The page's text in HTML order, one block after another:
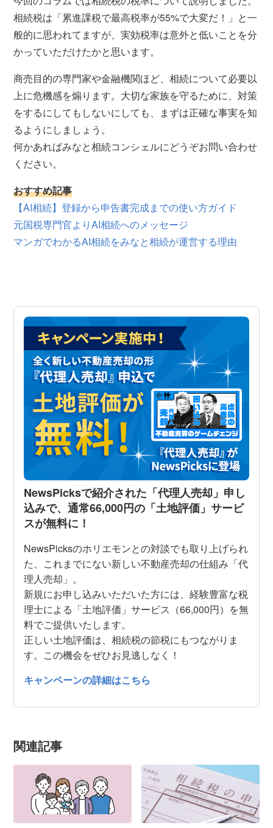
相続税は「累進課税で最高税率が55%で大変だ！」と一
般的に思われてますが、実効税率は意外と低いことを分
かっていただけたかと思います。
商売目的の専門家や金融機関ほど、相続について必要以
上に危機感を煽ります。大切な家族を守るために、対策
をするにしてもしないにしても、まずは正確な事実を知
るようにしましょう。
何かあればみなと相続コンシェルにどうぞお問い合わせ
ください。
おすすめ記事
【AI相続】登録から申告書完成までの使い方ガイド
元国税専門官よりAI相続へのメッセージ
マンガでわかるAI相続をみなと相続が運営する理由
NewsPicksで紹介された「代理人売却」申し
込みで、通常66,000円の「土地評価」サービ
スが無料に！
NewsPicksのホリエモンとの対談でも取り上げられ
た、これまでにない新しい不動産売却の仕組み「代
理人売却」。
新規にお申し込みいただいた方には、経験豊富な税
理士による「土地評価」サービス（66,000円）を無
料でご提供いたします。
正しい土地評価は、相続税の節税にもつながりま
す。この機会をぜひお見逃しなく！
キャンペーンの詳細はこちら
関連記事